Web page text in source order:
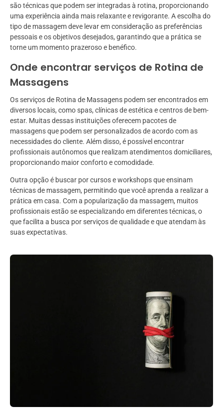
são técnicas que podem ser integradas à rotina, proporcionando
uma experiência ainda mais relaxante e revigorante. A escolha do
tipo de massagem deve levar em consideração as preferências
pessoais e os objetivos desejados, garantindo que a prática se
torne um momento prazeroso e benéfico.
Onde encontrar serviços de Rotina de
Massagens
Os serviços de Rotina de Massagens podem ser encontrados em
diversos locais, como spas, clínicas de estética e centros de bem-
estar. Muitas dessas instituições oferecem pacotes de
massagens que podem ser personalizados de acordo com as
necessidades do cliente. Além disso, é possível encontrar
profissionais autônomos que realizam atendimentos domiciliares,
proporcionando maior conforto e comodidade.
Outra opção é buscar por cursos e workshops que ensinam
técnicas de massagem, permitindo que você aprenda a realizar a
prática em casa. Com a popularização da massagem, muitos
profissionais estão se especializando em diferentes técnicas, o
que facilita a busca por serviços de qualidade e que atendam às
suas expectativas.